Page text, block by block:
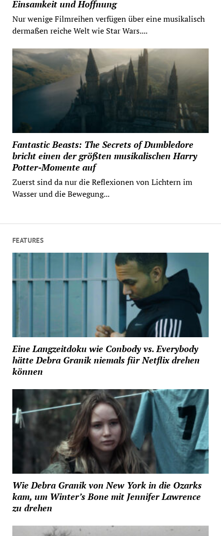
Einsamkeit und Hoffnung
Nur wenige Filmreihen verfügen über eine musikalisch
dermaßen reiche Welt wie Star Wars....
Fantastic Beasts: The Secrets of Dumbledore
bricht einen der größten musikalischen Harry
Potter-Momente auf
Zuerst sind da nur die Reflexionen von Lichtern im
Wasser und die Bewegung...
FEATURES
Eine Langzeitdoku wie Conbody vs. Everybody
hätte Debra Granik niemals für Netflix drehen
können
Wie Debra Granik von New York in die Ozarks
kam, um Winter’s Bone mit Jennifer Lawrence
zu drehen